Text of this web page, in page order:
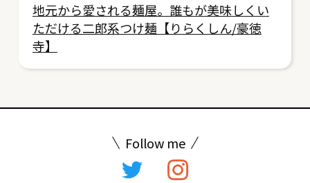
地元から愛される麺屋。誰もが美味しくい
ただける二郎系つけ麺【りらくしん/豪徳
寺】
Follow me